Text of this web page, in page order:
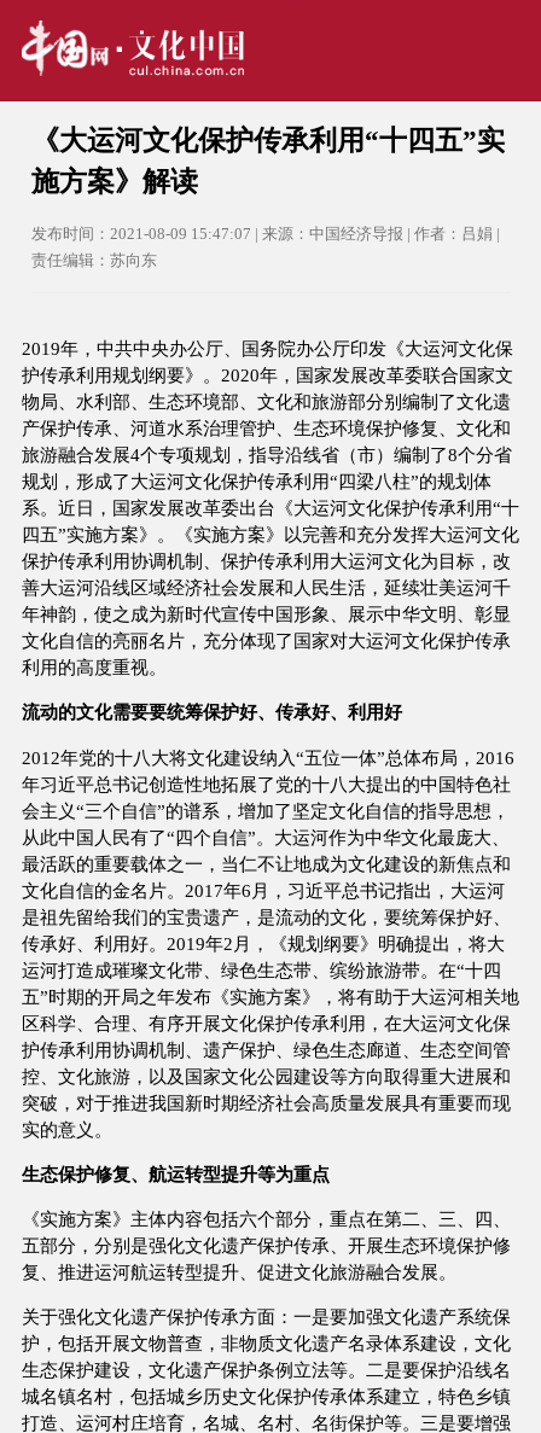
《大运河文化保护传承利用“十四五”实
施方案》解读
发布时间：2021-08-09 15:47:07 | 来源：中国经济导报 | 作者：吕娟 |
责任编辑：苏向东
2019年，中共中央办公厅、国务院办公厅印发《大运河文化保
护传承利用规划纲要》。2020年，国家发展改革委联合国家文
物局、水利部、生态环境部、文化和旅游部分别编制了文化遗
产保护传承、河道水系治理管护、生态环境保护修复、文化和
旅游融合发展4个专项规划，指导沿线省（市）编制了8个分省
规划，形成了大运河文化保护传承利用“四梁八柱”的规划体
系。近日，国家发展改革委出台《大运河文化保护传承利用“十
四五”实施方案》。《实施方案》以完善和充分发挥大运河文化
保护传承利用协调机制、保护传承利用大运河文化为目标，改
善大运河沿线区域经济社会发展和人民生活，延续壮美运河千
年神韵，使之成为新时代宣传中国形象、展示中华文明、彰显
文化自信的亮丽名片，充分体现了国家对大运河文化保护传承
利用的高度重视。
流动的文化需要要统筹保护好、传承好、利用好
2012年党的十八大将文化建设纳入“五位一体”总体布局，2016
年习近平总书记创造性地拓展了党的十八大提出的中国特色社
会主义“三个自信”的谱系，增加了坚定文化自信的指导思想，
从此中国人民有了“四个自信”。大运河作为中华文化最庞大、
最活跃的重要载体之一，当仁不让地成为文化建设的新焦点和
文化自信的金名片。2017年6月，习近平总书记指出，大运河
是祖先留给我们的宝贵遗产，是流动的文化，要统筹保护好、
传承好、利用好。2019年2月，《规划纲要》明确提出，将大
运河打造成璀璨文化带、绿色生态带、缤纷旅游带。在“十四
五”时期的开局之年发布《实施方案》，将有助于大运河相关地
区科学、合理、有序开展文化保护传承利用，在大运河文化保
护传承利用协调机制、遗产保护、绿色生态廊道、生态空间管
控、文化旅游，以及国家文化公园建设等方向取得重大进展和
突破，对于推进我国新时期经济社会高质量发展具有重要而现
实的意义。
生态保护修复、航运转型提升等为重点
《实施方案》主体内容包括六个部分，重点在第二、三、四、
五部分，分别是强化文化遗产保护传承、开展生态环境保护修
复、推进运河航运转型提升、促进文化旅游融合发展。
关于强化文化遗产保护传承方面：一是要加强文化遗产系统保
护，包括开展文物普查，非物质文化遗产名录体系建设，文化
生态保护建设，文化遗产保护条例立法等。二是要保护沿线名
城名镇名村，包括城乡历史文化保护传承体系建立，特色乡镇
打造、运河村庄培育，名城、名村、名街保护等。三是要增强